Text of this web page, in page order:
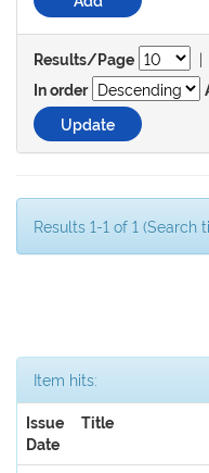
Results/Page |
In order
Results 1-1 of 1 (Search
Item hits:
Issue
Date
Title